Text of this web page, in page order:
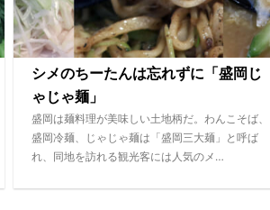
シメのちーたんは忘れずに「盛岡じ
ゃじゃ麺」
盛岡は麺料理が美味しい土地柄だ。わんこそば、
盛岡冷麺、じゃじゃ麺は「盛岡三大麺」と呼ば
れ、同地を訪れる観光客には人気のメ…